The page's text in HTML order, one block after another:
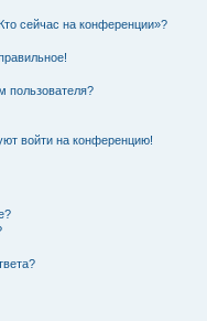
сейчас на конференции»?
пользователя?
войти на конференцию!